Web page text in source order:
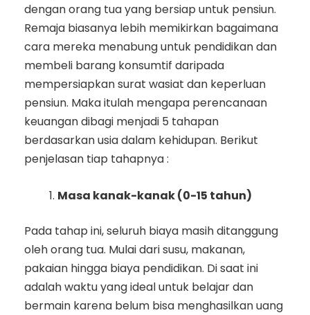
dengan orang tua yang bersiap untuk pensiun.
Remaja biasanya lebih memikirkan bagaimana
cara mereka menabung untuk pendidikan dan
membeli barang konsumtif daripada
mempersiapkan surat wasiat dan keperluan
pensiun. Maka itulah mengapa perencanaan
keuangan dibagi menjadi 5 tahapan
berdasarkan usia dalam kehidupan. Berikut
penjelasan tiap tahapnya :
Masa kanak-kanak (0-15 tahun)
Pada tahap ini, seluruh biaya masih ditanggung
oleh orang tua. Mulai dari susu, makanan,
pakaian hingga biaya pendidikan. Di saat ini
adalah waktu yang ideal untuk belajar dan
bermain karena belum bisa menghasilkan uang